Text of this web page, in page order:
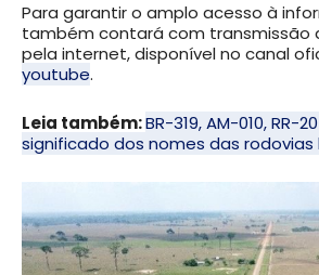
Para garantir o amplo acesso à
também contará com transmissão
pela internet, disponível no canal
youtube.
Leia também:BR-319, AM-010, RR-
significado dos nomes das rodovias